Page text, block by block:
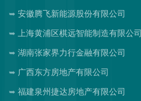
安徽腾飞新能源股份有限公司
上海黄浦区棋远智能制造有限公司
湖南张家界力行金融有限公司
广西东方房地产有限公司
福建泉州捷达房地产有限公司